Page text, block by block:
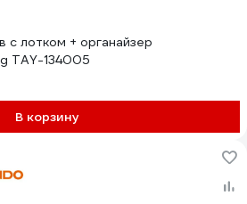
с лотком + органайзер
TAY-134005
В корзину